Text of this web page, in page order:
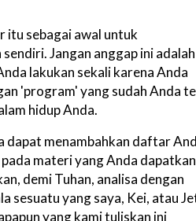
itu sebagai awal untuk
Jangan anggap ini adalah
lakukan sekali karena Anda
'program' yang sudah Anda
hidup Anda.
dapat menambahkan daftar
materi yang Anda dapatkan
demi Tuhan, analisa dengan
sesuatu yang saya, Kei, atau
yang kami tuliskan ini